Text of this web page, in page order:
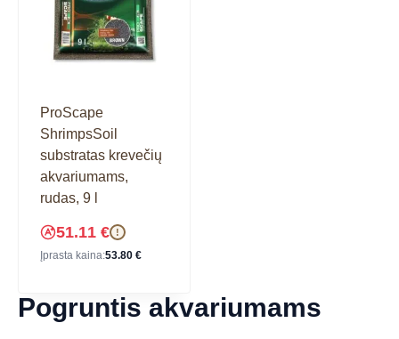
ProScape
ShrimpsSoil
substratas krevečių
akvariumams,
rudas, 9 l
51.11 € !
Įprasta kaina:53.80 €
Pogruntis akvariumams